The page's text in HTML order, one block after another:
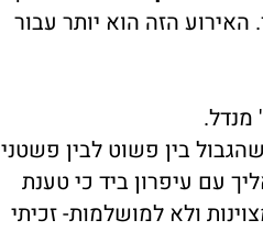
הזה הוא יותר עבור
בין פשוט לבין פשטני
עם עיפרון ביד כי טענת
ולא למושלמות- זכיתי